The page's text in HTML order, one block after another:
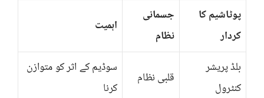
پوٹاشیم کا
کردار
جسمانی
نظام
اہمیت
بلڈ پریشر
کنٹرول
قلبی نظام
سوڈیم کے اثر کو متوازن
کرنا